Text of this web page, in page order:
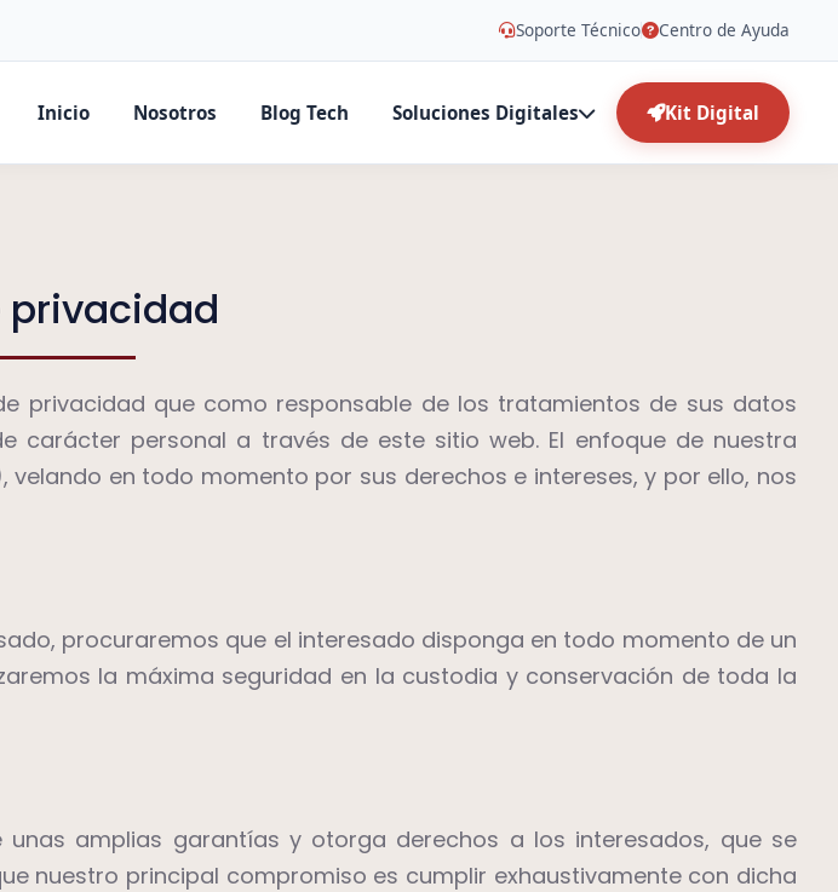
Soporte Técnico Centro de Ayuda
Inicio Nosotros Blog Tech Soluciones Digitales Kit Digital
privacidad
privacidad que como responsable de los tratamientos de sus datos
personal a través de este sitio web. El enfoque de nuestra
en todo momento por sus derechos e intereses, y por ello, nos
procuraremos que el interesado disponga en todo momento de un
la máxima seguridad en la custodia y conservación de toda la
amplias garantías y otorga derechos a los interesados, que se
nuestro principal compromiso es cumplir exhaustivamente con dicha